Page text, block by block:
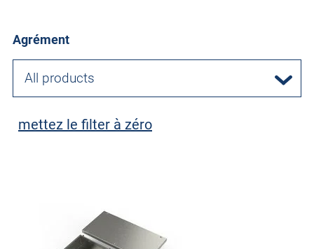
Agrément
All products
mettez le filter à zéro